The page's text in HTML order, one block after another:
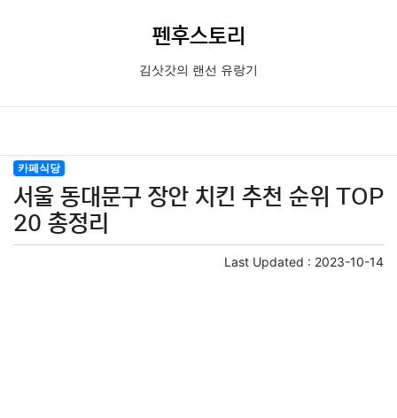
펜후스토리
김삿갓의 랜선 유랑기
카페식당
서울 동대문구 장안 치킨 추천 순위 TOP
20 총정리
Last Updated : 2023-10-14